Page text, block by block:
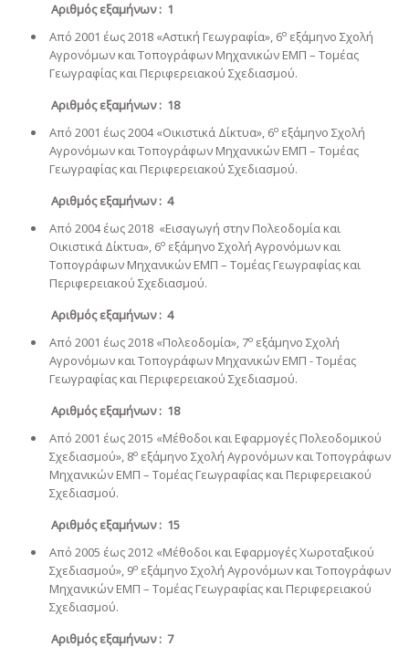
Αριθμός εξαμήνων : 1
Από 2001 έως 2018 «Αστική Γεωγραφία», 6ο εξάμηνο Σχολή
Αγρονόμων και Τοπογράφων Μηχανικών ΕΜΠ – Τομέας
Γεωγραφίας και Περιφερειακού Σχεδιασμού.
Αριθμός εξαμήνων : 18
Από 2001 έως 2004 «Οικιστικά Δίκτυα», 6ο εξάμηνο Σχολή
Αγρονόμων και Τοπογράφων Μηχανικών ΕΜΠ – Τομέας
Γεωγραφίας και Περιφερειακού Σχεδιασμού.
Αριθμός εξαμήνων : 4
Από 2004 έως 2018 «Εισαγωγή στην Πολεοδομία και
Οικιστικά Δίκτυα», 6ο εξάμηνο Σχολή Αγρονόμων και
Τοπογράφων Μηχανικών ΕΜΠ – Τομέας Γεωγραφίας και
Περιφερειακού Σχεδιασμού.
Αριθμός εξαμήνων : 4
Από 2001 έως 2018 «Πολεοδομία», 7ο εξάμηνο Σχολή
Αγρονόμων και Τοπογράφων Μηχανικών ΕΜΠ - Τομέας
Γεωγραφίας και Περιφερειακού Σχεδιασμού.
Αριθμός εξαμήνων : 18
Από 2001 έως 2015 «Μέθοδοι και Εφαρμογές Πολεοδομικού
Σχεδιασμού», 8ο εξάμηνο Σχολή Αγρονόμων και Τοπογράφων
Μηχανικών ΕΜΠ – Τομέας Γεωγραφίας και Περιφερειακού
Σχεδιασμού.
Αριθμός εξαμήνων : 15
Από 2005 έως 2012 «Μέθοδοι και Εφαρμογές Χωροταξικού
Σχεδιασμού», 9ο εξάμηνο Σχολή Αγρονόμων και Τοπογράφων
Μηχανικών ΕΜΠ – Τομέας Γεωγραφίας και Περιφερειακού
Σχεδιασμού.
Αριθμός εξαμήνων : 7